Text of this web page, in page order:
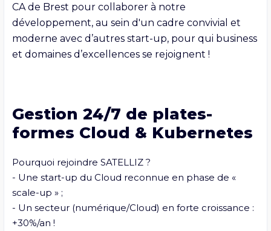
CA de Brest pour collaborer à notre
développement, au sein d'un cadre convivial et
moderne avec d’autres start-up, pour qui business
et domaines d’excellences se rejoignent !
Gestion 24/7 de plates-
formes Cloud & Kubernetes
Pourquoi rejoindre SATELLIZ ?
- Une start-up du Cloud reconnue en phase de «
scale-up » ;
- Un secteur (numérique/Cloud) en forte croissance :
+30%/an !